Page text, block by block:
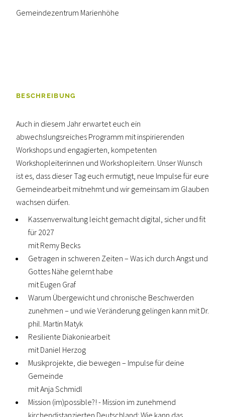
Gemeindezentrum Marienhöhe
BESCHREIBUNG
Auch in diesem Jahr erwartet euch ein
abwechslungsreiches Programm mit inspirierenden
Workshops und engagierten, kompetenten
Workshopleiterinnen und Workshopleitern. Unser Wunsch
ist es, dass dieser Tag euch ermutigt, neue Impulse für eure
Gemeindearbeit mitnehmt und wir gemeinsam im Glauben
wachsen dürfen.
Kassenverwaltung leicht gemacht digital, sicher und fit
für 2027
mit Remy Becks
Getragen in schweren Zeiten – Was ich durch Angst und
Gottes Nähe gelernt habe
mit Eugen Graf
Warum Übergewicht und chronische Beschwerden
zunehmen – und wie Veränderung gelingen kann mit Dr.
phil. Martin Matyk
Resiliente Diakoniearbeit
mit Daniel Herzog
Musikprojekte, die bewegen – Impulse für deine
Gemeinde
mit Anja Schmidl
Mission (im)possible?! - Mission im zunehmend
kirchendistanzierten Deutschland: Wie kann das